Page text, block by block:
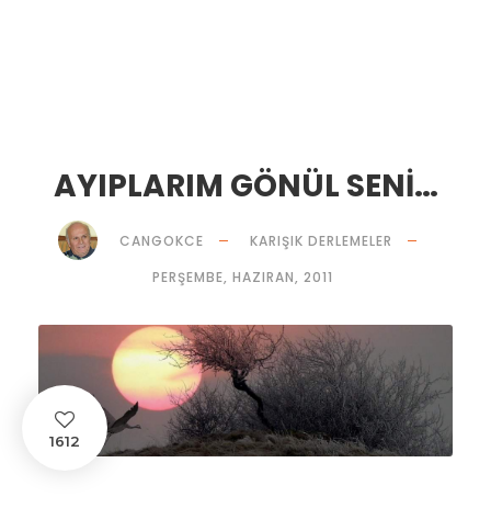
AYIPLARIM GÖNÜL SENİ…
CANGOKCE
KARIŞIK DERLEMELER
PERŞEMBE, HAZIRAN, 2011
1612